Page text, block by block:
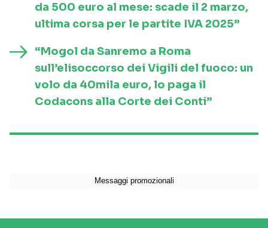
da 500 euro al mese: scade il 2 marzo,
ultima corsa per le partite IVA 2025”
“Mogol da Sanremo a Roma
sull’elisoccorso dei Vigili del fuoco: un
volo da 40mila euro, lo paga il
Codacons alla Corte dei Conti”